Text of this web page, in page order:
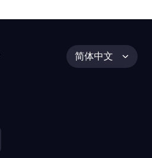
简体中文